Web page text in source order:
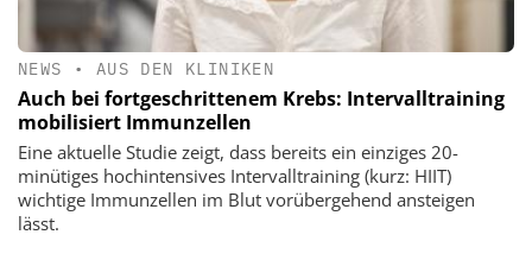
NEWS • AUS DEN KLINIKEN
Auch bei fortgeschrittenem Krebs: Intervalltraining
mobilisiert Immunzellen
Eine aktuelle Studie zeigt, dass bereits ein einziges 20-
minütiges hochintensives Intervalltraining (kurz: HIIT)
wichtige Immunzellen im Blut vorübergehend ansteigen
lässt.